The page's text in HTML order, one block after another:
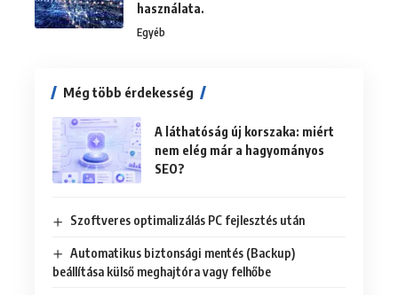
használata.
Egyéb
Még több érdekesség
A láthatóság új korszaka: miért
nem elég már a hagyományos
SEO?
Szoftveres optimalizálás PC fejlesztés után
Automatikus biztonsági mentés (Backup)
beállítása külső meghajtóra vagy felhőbe